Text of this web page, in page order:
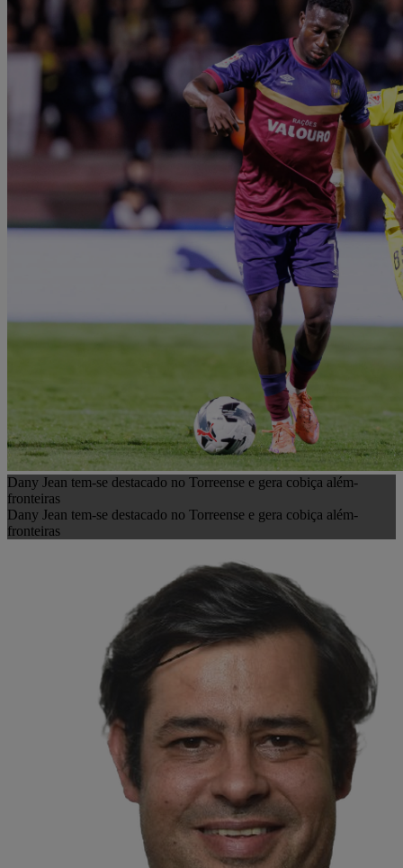
Dany Jean tem-se destacado no Torreense e gera cobiça além-
fronteiras
Dany Jean tem-se destacado no Torreense e gera cobiça além-
fronteiras